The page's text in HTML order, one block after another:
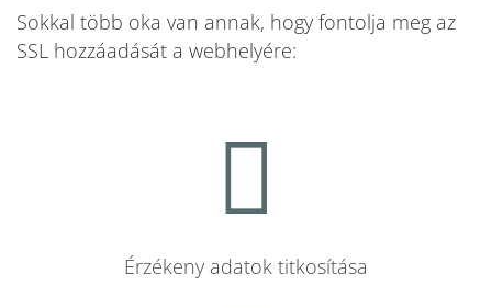
Sokkal több oka van annak, hogy fontolja meg az
SSL hozzáadását a webhelyére:
Érzékeny adatok titkosítása